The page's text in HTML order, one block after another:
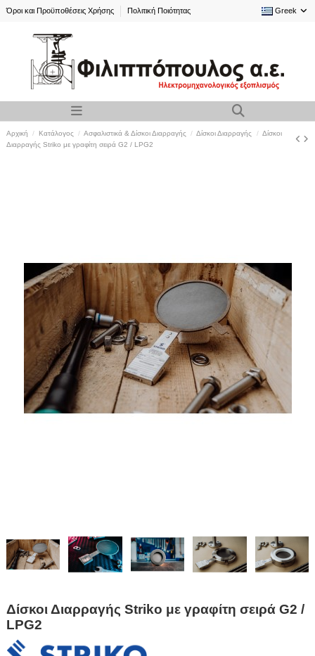
Όροι και Προϋποθέσεις Χρήσης Πολιτική Ποιότητας Greek
Αρχική Κατάλογος Ασφαλιστικά & Δίσκοι Διαρραγής Δίσκοι Διαρραγής
Δίσκοι
Διαρραγής Striko με γραφίτη σειρά G2 / LPG2
Δίσκοι Διαρραγής Striko με γραφίτη σειρά G2 /
LPG2